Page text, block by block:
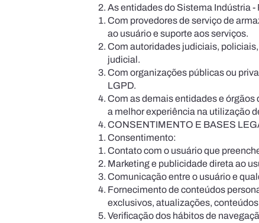
As entidades do Sistema Indústria
Com provedores de serviço de
ao usuário e suporte aos serviços.
Com autoridades judiciais,
judicial.
Com organizações públicas ou
LGPD.
Com as demais entidades e
a melhor experiência na utilização
CONSENTIMENTO E BASES
Consentimento:
Contato com o usuário que
Marketing e publicidade direta ao
Comunicação entre o usuário e
Fornecimento de conteúdos
exclusivos, atuali­zações,
Verificação dos hábitos de